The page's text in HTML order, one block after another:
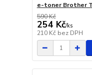
e-toner Brother
590 Kč
254 Kč/ks
210 Kč bez DPH